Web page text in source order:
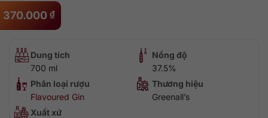
370.000 ₫
Dung tích
700 ml
Nồng độ
37.5%
Phân loại rượu
Flavoured Gin
Thương hiệu
Greenall’s
Xuất xứ